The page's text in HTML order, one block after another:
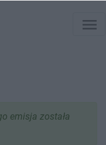
menu
emisja została